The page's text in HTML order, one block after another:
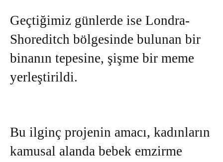
Geçtiğimiz günlerde ise Londra-
Shoreditch bölgesinde bulunan bir
binanın tepesine, şişme bir meme
yerleştirildi.
Bu ilginç projenin amacı, kadınların
kamusal alanda bebek emzirme